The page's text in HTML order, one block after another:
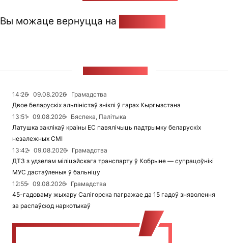
Вы можаце вернуцца на
14:26 09.08.2026
Грамадства
Двое беларускіх альпіністаў зніклі ў гарах Кыргызстана
13:51
09.08.2026
Бяспека, Палітыка
Латушка заклікаў краіны ЕС павялічыць падтрымку беларускіх
незалежных СМІ
13:42
09.08.2026
Грамадства
ДТЗ з удзелам міліцэйскага транспарту ў Кобрыне — супрацоўнікі
МУС дастаўленыя ў бальніцу
12:55
09.08.2026
Грамадства
45-гадоваму жыхару Салігорска пагражае да 15 гадоў зняволення
за распаўсюд наркотыкаў